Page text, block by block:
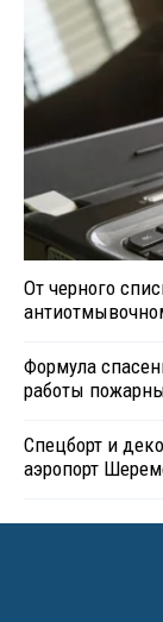
От черного
Формула
работы
Спецборт и
аэропорт